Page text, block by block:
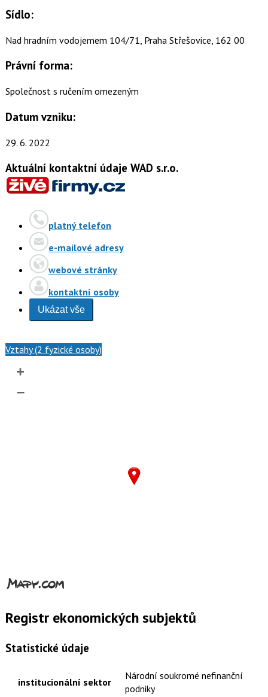
Sídlo:
Nad hradním vodojemem 104/71, Praha Střešovice, 162 00
Právní forma:
Společnost s ručením omezeným
Datum vzniku:
29. 6. 2022
Aktuální kontaktní údaje WAD s.r.o.
platný telefon
e-mailové adresy
webové stránky
kontaktní osoby
Ukázat vše
Vztahy (2 fyzické osoby)
+
–
Registr ekonomických subjektů
Statistické údaje
institucionální sektor
Národní soukromé nefinanční
podniky